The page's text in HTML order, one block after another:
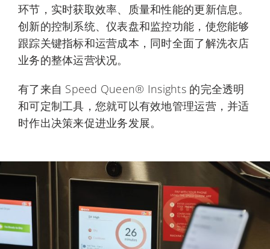
环节，实时获取效率、质量和性能的更新信息。
创新的控制系统、仪表盘和监控功能，使您能够
跟踪关键指标和运营成本，同时全面了解洗衣店
业务的整体运营状况。
有了来自 Speed Queen® Insights 的完全透明
和可定制工具，您就可以有效地管理运营，并适
时作出决策来促进业务发展。